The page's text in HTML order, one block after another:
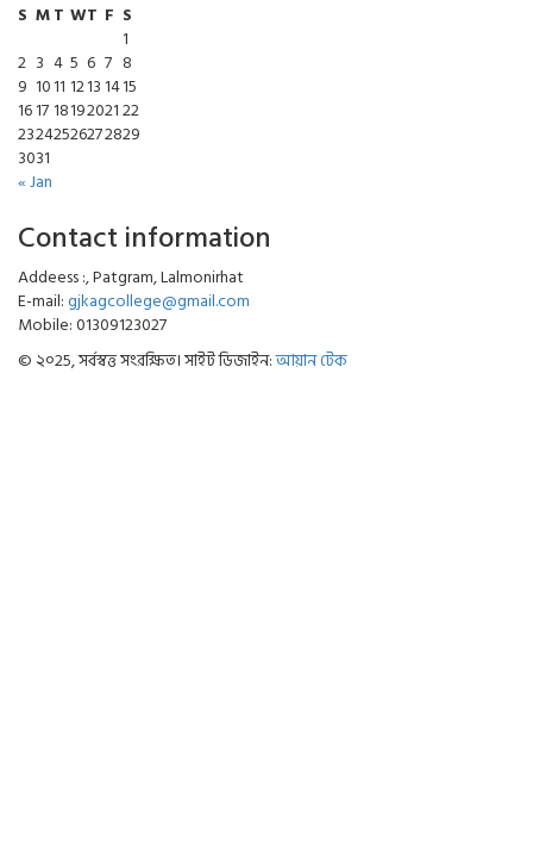
S MT WT F S
1
2 3 4 5 6 7 8
9 1011 12131415
16171819202122
23242526272829
3031
« Jan
Contact information
Addeess :, Patgram, Lalmonirhat
E-mail:gjkagcollege@gmail.com
Mobile: 01309123027
© ২০25, সর্বস্বত্ত সংরক্ষিত। সাইট ডিজাইন:আয়ান টেক